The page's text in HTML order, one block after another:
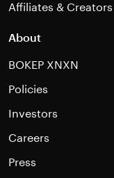
Affiliates & Creators
About
BOKEP XNXN
Policies
Investors
Careers
Press